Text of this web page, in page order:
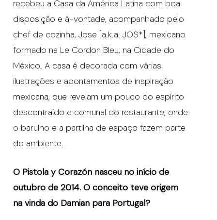
recebeu a Casa da América Latina com boa
disposição e à-vontade, acompanhado pelo
chef de cozinha, Jose [a.k.a. JOS*], mexicano
formado na Le Cordon Bleu, na Cidade do
México. A casa é decorada com várias
ilustrações e apontamentos de inspiração
mexicana, que revelam um pouco do espírito
descontraído e comunal do restaurante, onde
o barulho e a partilha de espaço fazem parte
do ambiente.
O Pistola y Corazón nasceu no início de
outubro de 2014. O conceito teve origem
na vinda do Damian para Portugal?